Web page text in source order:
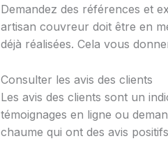
Demandez des références et
artisan couvreur doit être en
déjà réalisées. Cela vous
Consulter les avis des clients
Les avis des clients sont un
témoignages en ligne ou
chaume qui ont des avis